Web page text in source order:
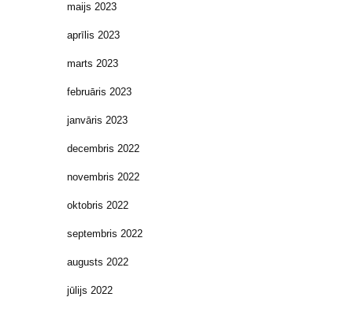
maijs 2023
aprīlis 2023
marts 2023
februāris 2023
janvāris 2023
decembris 2022
novembris 2022
oktobris 2022
septembris 2022
augusts 2022
jūlijs 2022